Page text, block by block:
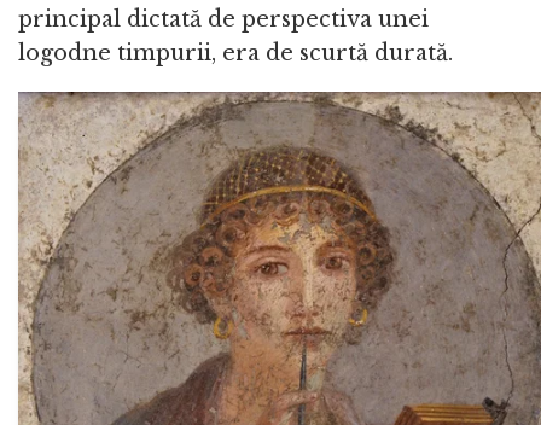
principal dictată de perspectiva unei
logodne timpurii, era de scurtă durată.